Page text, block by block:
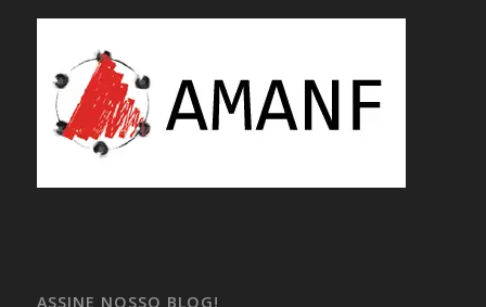
ASSINE NOSSO BLOG!